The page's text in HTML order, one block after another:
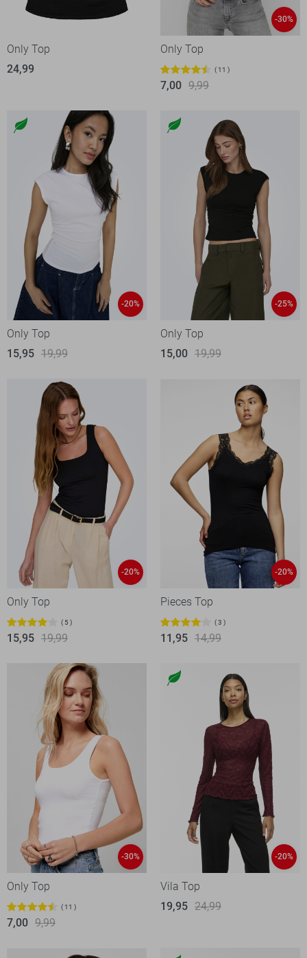
Only Top
24,99
-30%
Only Top
11
7,00 9,99
-20%
Only Top
15,95 19,99
-25%
Only Top
15,00 19,99
-20%
Only Top
5
15,95 19,99
-20%
Pieces Top
3
11,95 14,99
-30%
Only Top
11
7,00 9,99
-20%
Vila Top
19,95 24,99